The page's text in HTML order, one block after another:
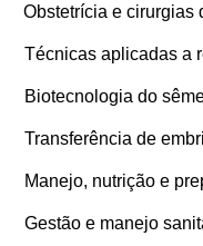
e cirurgias
aplicadas a
do
de
nutrição e
e manejo